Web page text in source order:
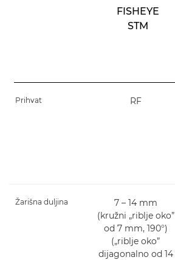
FISHEYE
STM
Prihvat RF
Žarišna duljina
7 – 14 mm
(kružni „riblje oko”
od 7 mm, 190°)
(„riblje oko”
dijagonalno od 14